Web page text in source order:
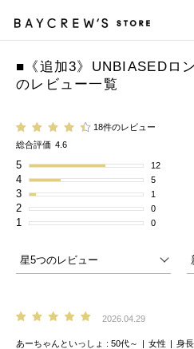
■《追加3》UNBIASEDロ
のレビュー一覧
18件のレビュー
総合評価 4.6
5 12
4 5
3 1
2 0
1 0
2026.04.29
あーちゃんといっしょ 50代～ 女性 身長